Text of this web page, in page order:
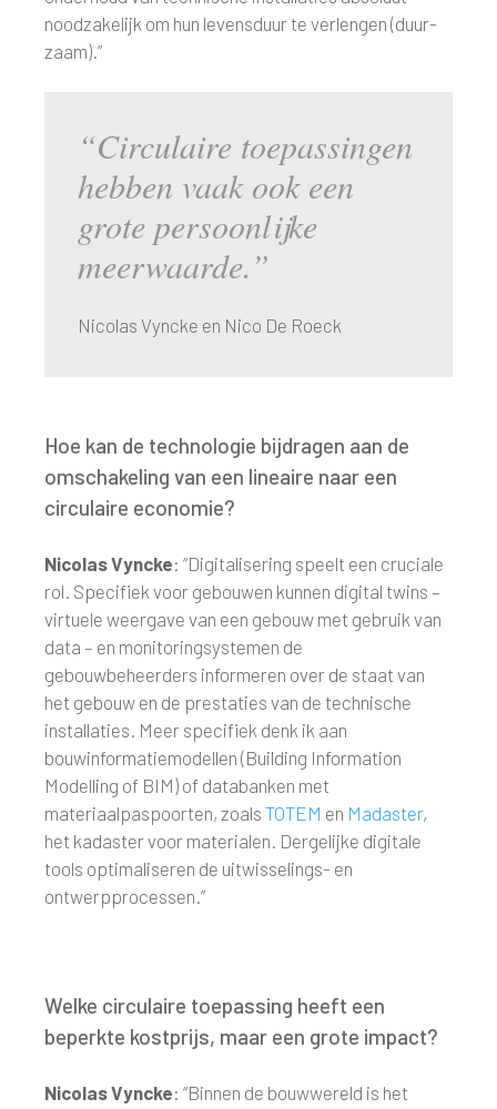
noodzakelijk om hun levensduur te verlengen (duur-
zaam).”
“Circulaire toepassingen
hebben vaak ook een
grote persoonlijke
meerwaarde.”
Nicolas Vyncke en Nico De Roeck
Hoe kan de technologie bijdragen aan de
omschakeling van een lineaire naar een
circulaire economie?
Nicolas Vyncke: “Digitalisering speelt een cruciale
rol. Specifiek voor gebouwen kunnen digital twins –
virtuele weergave van een gebouw met gebruik van
data – en monitoringsystemen de
gebouwbeheerders informeren over de staat van
het gebouw en de prestaties van de technische
installaties. Meer specifiek denk ik aan
bouwinformatiemodellen (Building Information
Modelling of BIM) of databanken met
materiaalpaspoorten, zoals TOTEM en Madaster,
het kadaster voor materialen. Dergelijke digitale
tools optimaliseren de uitwisselings- en
ontwerpprocessen.”
Welke circulaire toepassing heeft een
beperkte kostprijs, maar een grote impact?
Nicolas Vyncke: “Binnen de bouwwereld is het